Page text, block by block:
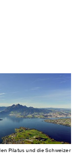
Pilatus und die Schweizer